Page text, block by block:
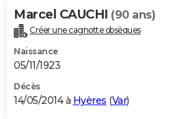
Marcel CAUCHI (90 ans)
Créer une cagnotte obsèques
Naissance
05/11/1923
Décès
14/05/2014 à Hyères (Var)